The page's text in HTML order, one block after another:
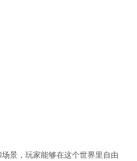
景，玩家能够在这个世界里自由